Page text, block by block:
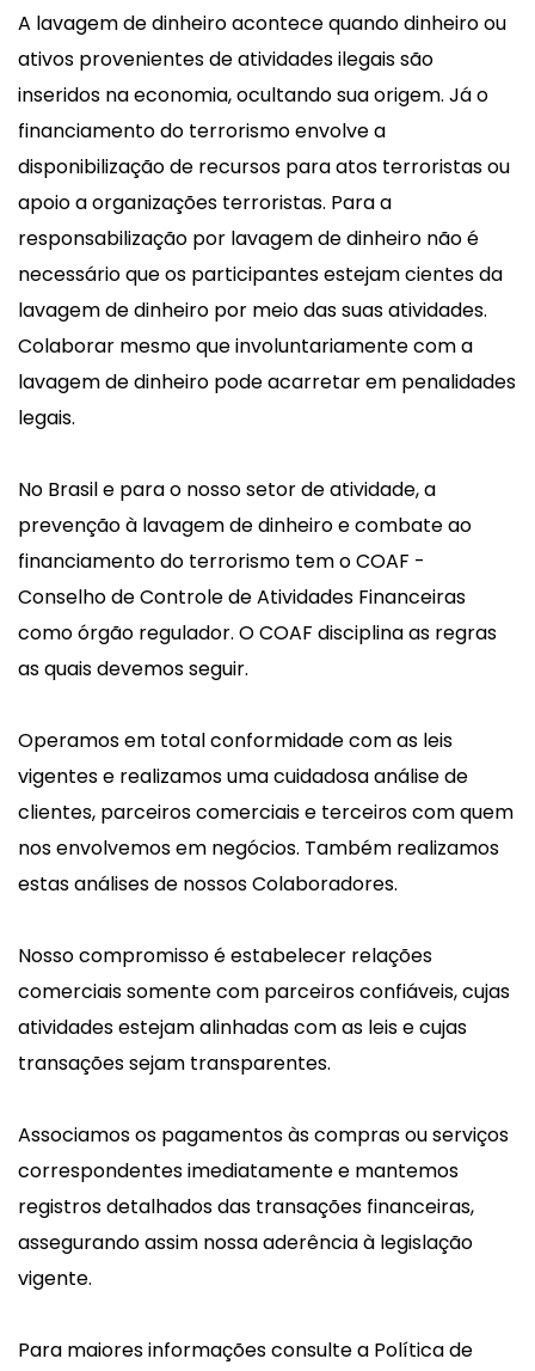
A lavagem de dinheiro acontece quando dinheiro ou
ativos provenientes de atividades ilegais são
inseridos na economia, ocultando sua origem. Já o
financiamento do terrorismo envolve a
disponibilização de recursos para atos terroristas ou
apoio a organizações terroristas. Para a
responsabilização por lavagem de dinheiro não é
necessário que os participantes estejam cientes da
lavagem de dinheiro por meio das suas atividades.
Colaborar mesmo que involuntariamente com a
lavagem de dinheiro pode acarretar em penalidades
legais.
No Brasil e para o nosso setor de atividade, a
prevenção à lavagem de dinheiro e combate ao
financiamento do terrorismo tem o COAF -
Conselho de Controle de Atividades Financeiras
como órgão regulador. O COAF disciplina as regras
as quais devemos seguir.
Operamos em total conformidade com as leis
vigentes e realizamos uma cuidadosa análise de
clientes, parceiros comerciais e terceiros com quem
nos envolvemos em negócios. Também realizamos
estas análises de nossos Colaboradores.
Nosso compromisso é estabelecer relações
comerciais somente com parceiros confiáveis, cujas
atividades estejam alinhadas com as leis e cujas
transações sejam transparentes.
Associamos os pagamentos às compras ou serviços
correspondentes imediatamente e mantemos
registros detalhados das transações financeiras,
assegurando assim nossa aderência à legislação
vigente.
Para maiores informações consulte a Política de